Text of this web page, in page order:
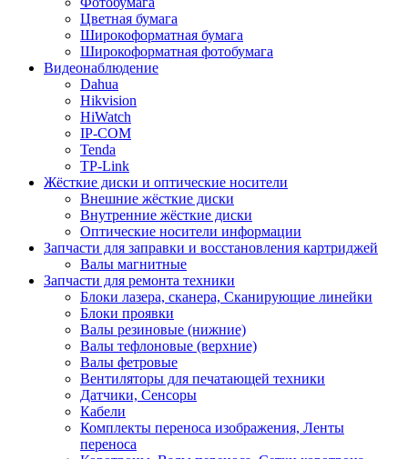
Цветная бумага
Широкоформатная бумага
Широкоформатная фотобумага
Видеонаблюдение
Dahua
Hikvision
HiWatch
IP-COM
Tenda
TP-Link
Жёсткие диски и оптические носители
Внешние жёсткие диски
Внутренние жёсткие диски
Оптические носители информации
Запчасти для заправки и восстановления картриджей
Валы магнитные
Запчасти для ремонта техники
Блоки лазера, сканера, Сканирующие линейки
Блоки проявки
Валы резиновые (нижние)
Валы тефлоновые (верхние)
Валы фетровые
Вентиляторы для печатающей техники
Датчики, Сенсоры
Кабели
Комплекты переноса изображения, Ленты
переноса